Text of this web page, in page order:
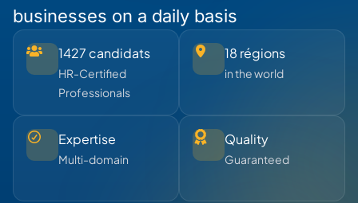
businesses on a daily basis
1427 candidats
HR-Certified
Professionals
18 régions
in the world
Expertise
Multi-domain
Quality
Guaranteed